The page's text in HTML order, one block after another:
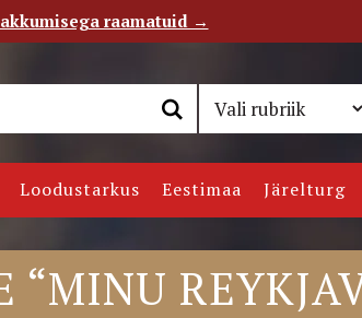
Loodustarkus Eestimaa Järelturg
“MINU
raamatuid →